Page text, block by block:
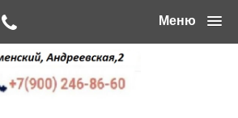
Меню